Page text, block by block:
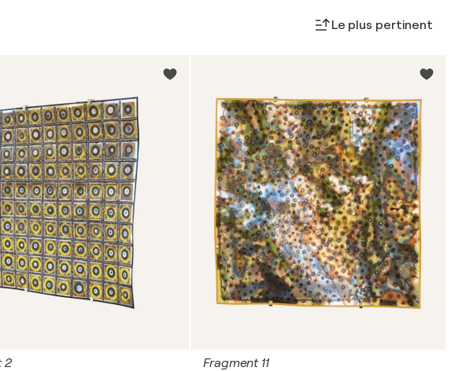
Le plus pertinent
2 Fragment 11